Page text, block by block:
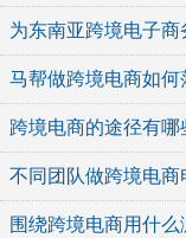
为东南亚跨境电子
马帮做跨境电商如
跨境电商的途径有
不同团队做跨境电
围绕跨境电商用什